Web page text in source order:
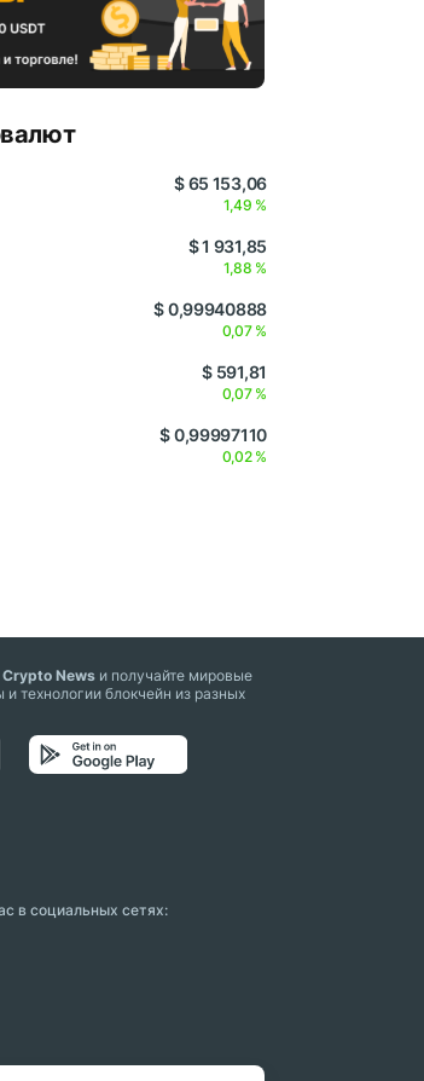
$ 65 153,06
1,49 %
$ 1 931,85
1,88 %
$ 0,99940888
0,07 %
$ 591,81
0,07 %
$ 0,99997110
0,02 %
Crypto News и получайте мировые
технологии блокчейн из разных
в социальных сетях: